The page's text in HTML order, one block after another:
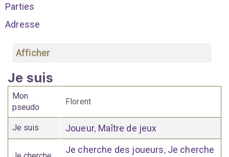
Parties
Adresse
Afficher
Je suis
Mon
pseudo
Florent
Je suis Joueur, Maître de jeux
Je cherche des joueurs, Je cherche